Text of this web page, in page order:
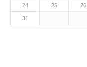
24
25 26
31